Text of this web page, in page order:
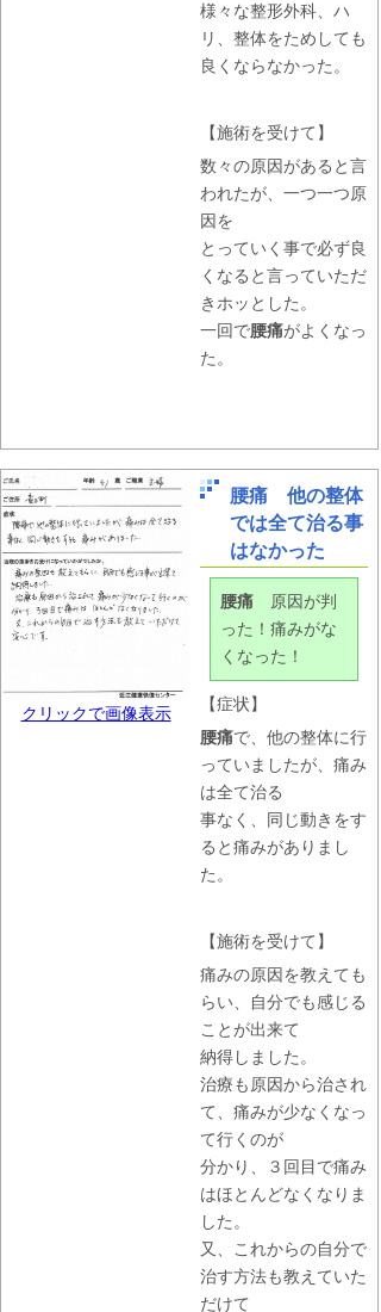
様々な整形外科、ハ
リ、整体をためしても
良くならなかった。
【施術を受けて】
数々の原因があると言
われたが、一つ一つ原
因を
とっていく事で必ず良
くなると言っていただ
きホッとした。
一回で腰痛がよくなっ
た。
クリックで画像表示
腰痛 他の整体
では全て治る事
はなかった
腰痛 原因が判
った！痛みがな
くなった！
【症状】
腰痛で、他の整体に行
っていましたが、痛み
は全て治る
事なく、同じ動きをす
ると痛みがありまし
た。
【施術を受けて】
痛みの原因を教えても
らい、自分でも感じる
ことが出来て
納得しました。
治療も原因から治され
て、痛みが少なくなっ
て行くのが
分かり、３回目で痛み
はほとんどなくなりま
した。
又、これからの自分で
治す方法も教えていた
だけて